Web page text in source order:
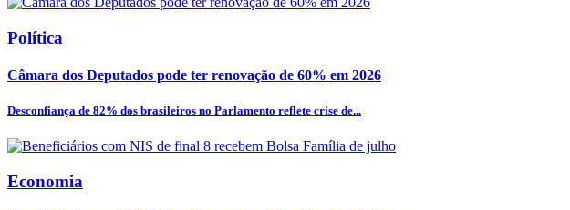
Política
Câmara dos Deputados pode ter renovação de 60% em 2026
Desconfiança de 82% dos brasileiros no Parlamento reflete crise de...
Economia